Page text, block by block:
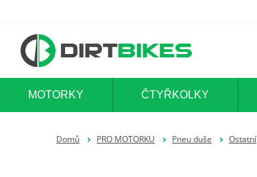
MOTORKY ČTYŘKOLKY
Domů PRO MOTORKU Pneu duše Ostatní